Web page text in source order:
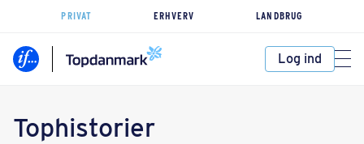
PRIVAT ERHVERV LANDBRUG
Log ind
Tophistorier